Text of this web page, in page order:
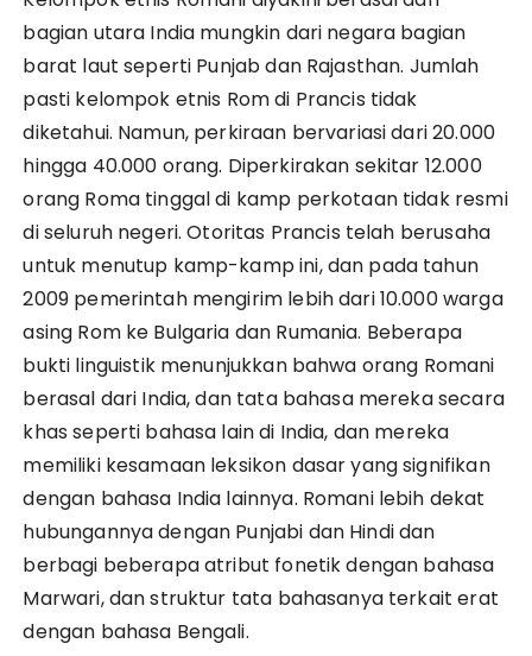
bagian utara India mungkin dari negara bagian
barat laut seperti Punjab dan Rajasthan. Jumlah
pasti kelompok etnis Rom di Prancis tidak
diketahui. Namun, perkiraan bervariasi dari 20.000
hingga 40.000 orang. Diperkirakan sekitar 12.000
orang Roma tinggal di kamp perkotaan tidak resmi
di seluruh negeri. Otoritas Prancis telah berusaha
untuk menutup kamp-kamp ini, dan pada tahun
2009 pemerintah mengirim lebih dari 10.000 warga
asing Rom ke Bulgaria dan Rumania. Beberapa
bukti linguistik menunjukkan bahwa orang Romani
berasal dari India, dan tata bahasa mereka secara
khas seperti bahasa lain di India, dan mereka
memiliki kesamaan leksikon dasar yang signifikan
dengan bahasa India lainnya. Romani lebih dekat
hubungannya dengan Punjabi dan Hindi dan
berbagi beberapa atribut fonetik dengan bahasa
Marwari, dan struktur tata bahasanya terkait erat
dengan bahasa Bengali.